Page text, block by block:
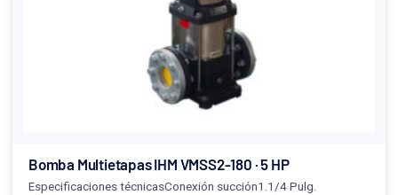
Bomba Multietapas IHM VMSS2-180 · 5 HP
Especificaciones técnicasConexión succión1.1/4 Pulg.